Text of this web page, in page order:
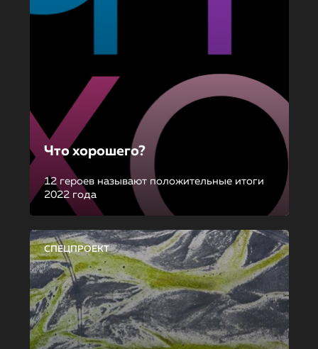
Что хорошего?
12 героев называют положительные итоги
2022 года
СПЕЦПРОЕКТ